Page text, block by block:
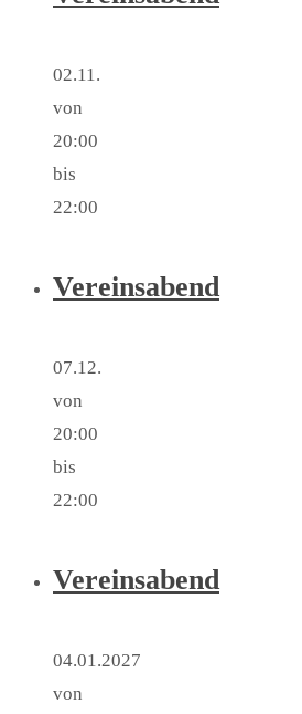
02.11.
von
20:00
bis
22:00
Vereinsabend
07.12.
von
20:00
bis
22:00
Vereinsabend
04.01.2027
von